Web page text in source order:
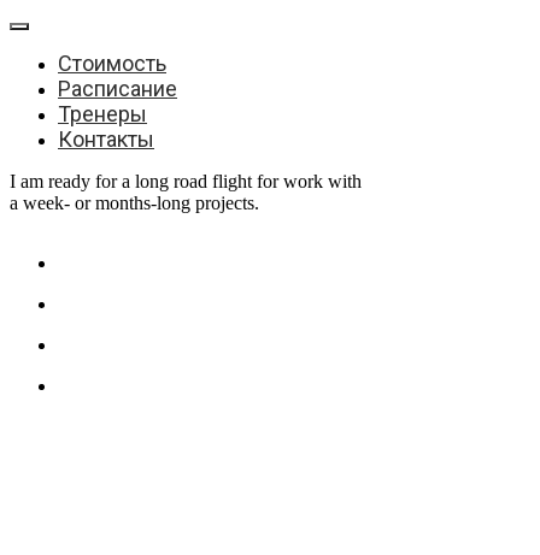
Стоимость
Расписание
Тренеры
Контакты
I am ready for a long road flight for work with
a week- or months-long projects.